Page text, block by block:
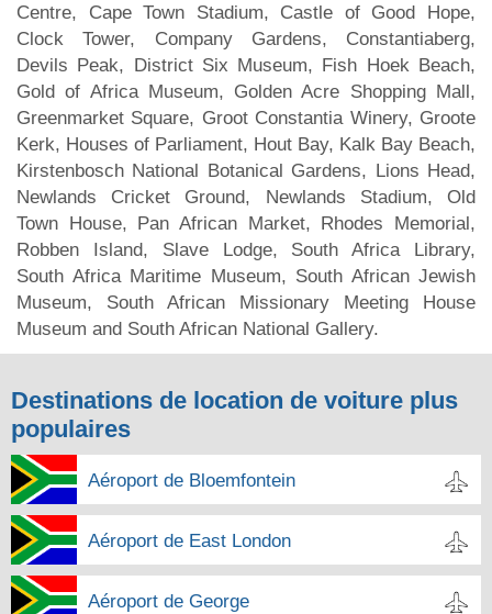
Centre, Cape Town Stadium, Castle of Good Hope,
Clock Tower, Company Gardens, Constantiaberg,
Devils Peak, District Six Museum, Fish Hoek Beach,
Gold of Africa Museum, Golden Acre Shopping Mall,
Greenmarket Square, Groot Constantia Winery, Groote
Kerk, Houses of Parliament, Hout Bay, Kalk Bay Beach,
Kirstenbosch National Botanical Gardens, Lions Head,
Newlands Cricket Ground, Newlands Stadium, Old
Town House, Pan African Market, Rhodes Memorial,
Robben Island, Slave Lodge, South Africa Library,
South Africa Maritime Museum, South African Jewish
Museum, South African Missionary Meeting House
Museum and South African National Gallery.
Destinations de location de voiture plus
populaires
Aéroport de Bloemfontein
Aéroport de East London
Aéroport de George